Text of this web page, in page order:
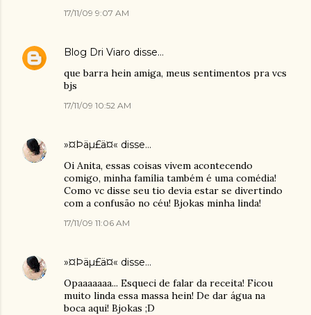
17/11/09 9:07 AM
Blog Dri Viaro disse…
que barra hein amiga, meus sentimentos pra vcs
bjs
17/11/09 10:52 AM
»¤Þäµ£ä¤« disse…
Oi Anita, essas coisas vivem acontecendo
comigo, minha família também é uma comédia!
Como vc disse seu tio devia estar se divertindo
com a confusão no céu! Bjokas minha linda!
17/11/09 11:06 AM
»¤Þäµ£ä¤« disse…
Opaaaaaaa... Esqueci de falar da receita! Ficou
muito linda essa massa hein! De dar água na
boca aqui! Bjokas ;D